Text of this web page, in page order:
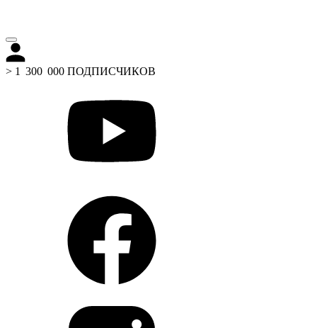
> 1 300 000 ПОДПИСЧИКОВ